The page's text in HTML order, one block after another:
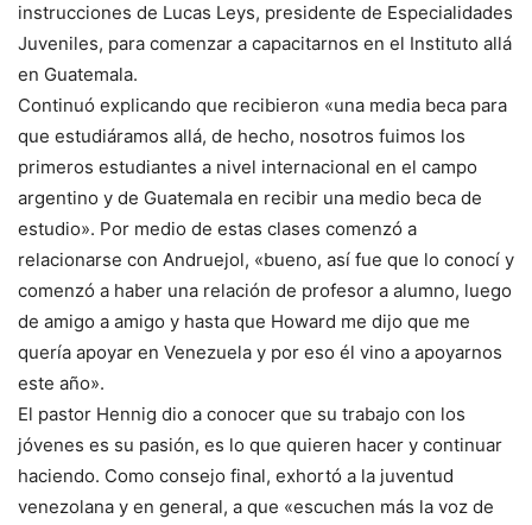
instrucciones de Lucas Leys, presidente de Especialidades
Juveniles, para comenzar a capacitarnos en el Instituto allá
en Guatemala.
Continuó explicando que recibieron «una media beca para
que estudiáramos allá, de hecho, nosotros fuimos los
primeros estudiantes a nivel internacional en el campo
argentino y de Guatemala en recibir una medio beca de
estudio». Por medio de estas clases comenzó a
relacionarse con Andruejol, «bueno, así fue que lo conocí y
comenzó a haber una relación de profesor a alumno, luego
de amigo a amigo y hasta que Howard me dijo que me
quería apoyar en Venezuela y por eso él vino a apoyarnos
este año».
El pastor Hennig dio a conocer que su trabajo con los
jóvenes es su pasión, es lo que quieren hacer y continuar
haciendo. Como consejo final, exhortó a la juventud
venezolana y en general, a que «escuchen más la voz de